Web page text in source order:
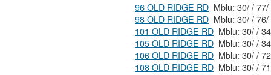
96 OLD RIDGE RD
98 OLD RIDGE RD
101 OLD RIDGE RD
105 OLD RIDGE RD
Mblu:
106 OLD RIDGE RD
108 OLD RIDGE RD